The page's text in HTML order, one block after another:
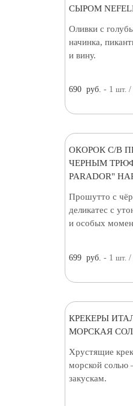
СЫРОМ
Оливки с
начинка,
и вину.
690 руб. - 1 шт./
ОКОРОК С/В
ЧЕРНЫМ
PARADOR"
Прошутто с
деликатес с
и особых
699 руб. - 1 шт. /
КРЕКЕРЫ
МОРСКАЯ
Хрустящие
морской солью
закускам.